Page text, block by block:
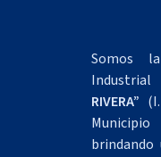
Somos
RIVERA”
brindando